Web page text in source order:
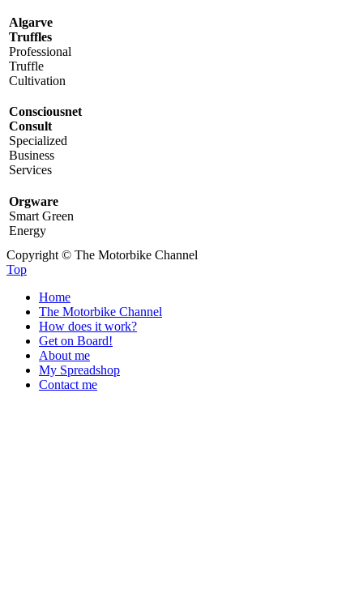
Algarve
Truffles
Professional
Truffle
Cultivation
Consciousnet
Consult
Specialized
Business
Services
Orgware
Smart Green
Energy
Copyright © The Motorbike Channel
Top
Home
The Motorbike Channel
How does it work?
Get on Board!
About me
My Spreadshop
Contact me